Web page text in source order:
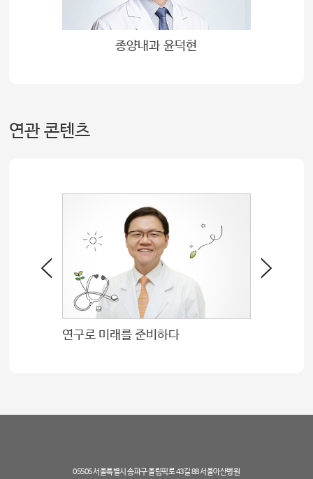
종양내과 윤덕현
연관 콘텐츠
연구로 미래를 준비하다
05505 서울특별시 송파구 올림픽로 43길 88 서울아산병원